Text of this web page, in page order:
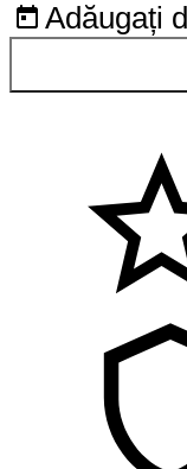
Adăugați